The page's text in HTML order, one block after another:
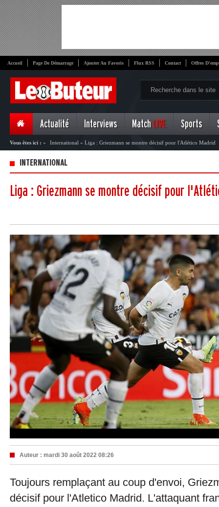
Accueil Page De Démarrage Ajouter Au Favoris Flux RSS Contact Offres
Actualité Interviews Match LIVE Sports
Vous êtes ici : » International » Liga : Griezmann se montre décisif pour l'Atlético Madrid
INTERNATIONAL
Liga : Griezmann se montre décisif pour
Auteur : mardi 30 août 2022 08:26
Toujours remplaçant au coup d'envoi,
décisif pour l'Atletico Madrid. L'attaquant